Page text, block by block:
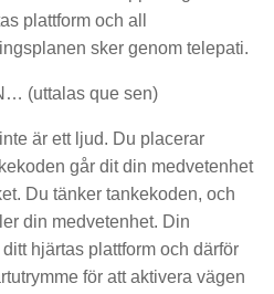
plattform och all
sker genom telepati.
(uttalas que sen)
är ett ljud. Du placerar
går dit din medvetenhet
Du tänker tankekoden, och
din medvetenhet. Din
hjärtas plattform och därför
för att aktivera vägen